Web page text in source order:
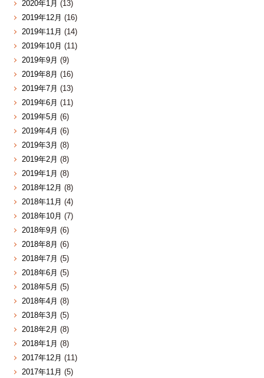
2020年1月 (13)
2019年12月 (16)
2019年11月 (14)
2019年10月 (11)
2019年9月 (9)
2019年8月 (16)
2019年7月 (13)
2019年6月 (11)
2019年5月 (6)
2019年4月 (6)
2019年3月 (8)
2019年2月 (8)
2019年1月 (8)
2018年12月 (8)
2018年11月 (4)
2018年10月 (7)
2018年9月 (6)
2018年8月 (6)
2018年7月 (5)
2018年6月 (5)
2018年5月 (5)
2018年4月 (8)
2018年3月 (5)
2018年2月 (8)
2018年1月 (8)
2017年12月 (11)
2017年11月 (5)